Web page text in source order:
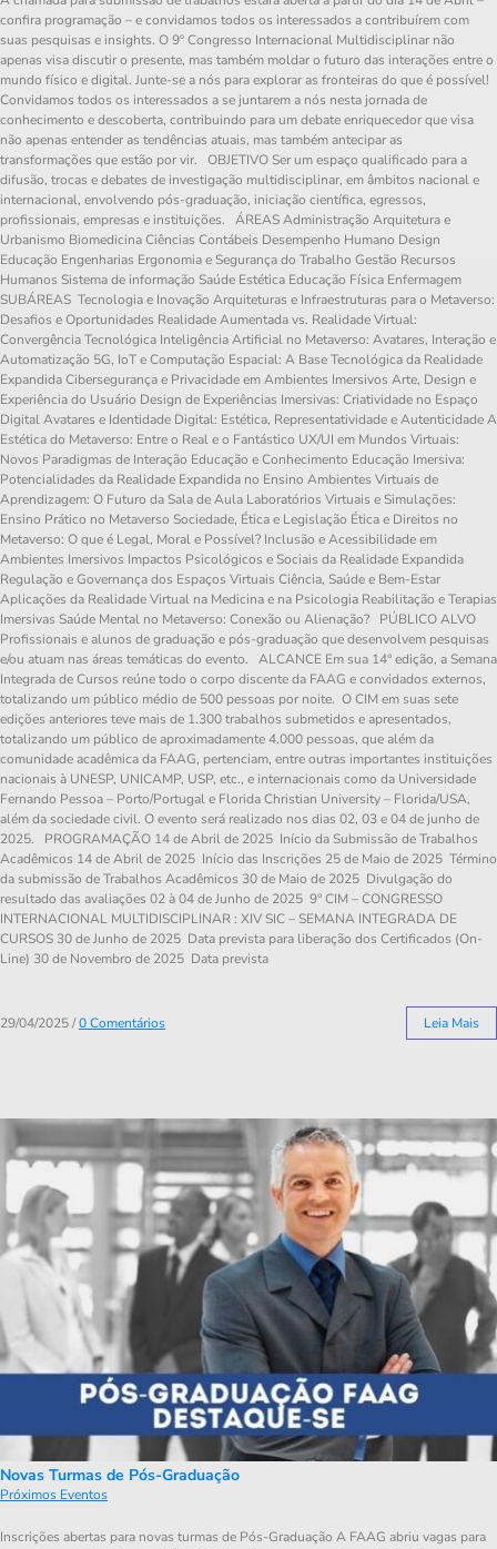
confira programação – e convidamos todos os interessados a contribuírem com
suas pesquisas e insights. O 9º Congresso Internacional Multidisciplinar não
apenas visa discutir o presente, mas também moldar o futuro das interações entre o
mundo físico e digital. Junte-se a nós para explorar as fronteiras do que é possível!
Convidamos todos os interessados a se juntarem a nós nesta jornada de
conhecimento e descoberta, contribuindo para um debate enriquecedor que visa
não apenas entender as tendências atuais, mas também antecipar as
transformações que estão por vir. OBJETIVO Ser um espaço qualificado para a
difusão, trocas e debates de investigação multidisciplinar, em âmbitos nacional e
internacional, envolvendo pós-graduação, iniciação científica, egressos,
profissionais, empresas e instituições. ÁREAS Administração Arquitetura e
Urbanismo Biomedicina Ciências Contábeis Desempenho Humano Design
Educação Engenharias Ergonomia e Segurança do Trabalho Gestão Recursos
Humanos Sistema de informação Saúde Estética Educação Física Enfermagem
SUBÁREAS Tecnologia e Inovação Arquiteturas e Infraestruturas para o Metaverso:
Desafios e Oportunidades Realidade Aumentada vs. Realidade Virtual:
Convergência Tecnológica Inteligência Artificial no Metaverso: Avatares, Interação e
Automatização 5G, IoT e Computação Espacial: A Base Tecnológica da Realidade
Expandida Cibersegurança e Privacidade em Ambientes Imersivos Arte, Design e
Experiência do Usuário Design de Experiências Imersivas: Criatividade no Espaço
Digital Avatares e Identidade Digital: Estética, Representatividade e Autenticidade A
Estética do Metaverso: Entre o Real e o Fantástico UX/UI em Mundos Virtuais:
Novos Paradigmas de Interação Educação e Conhecimento Educação Imersiva:
Potencialidades da Realidade Expandida no Ensino Ambientes Virtuais de
Aprendizagem: O Futuro da Sala de Aula Laboratórios Virtuais e Simulações:
Ensino Prático no Metaverso Sociedade, Ética e Legislação Ética e Direitos no
Metaverso: O que é Legal, Moral e Possível? Inclusão e Acessibilidade em
Ambientes Imersivos Impactos Psicológicos e Sociais da Realidade Expandida
Regulação e Governança dos Espaços Virtuais Ciência, Saúde e Bem-Estar
Aplicações da Realidade Virtual na Medicina e na Psicologia Reabilitação e Terapias
Imersivas Saúde Mental no Metaverso: Conexão ou Alienação? PÚBLICO ALVO
Profissionais e alunos de graduação e pós-graduação que desenvolvem pesquisas
e/ou atuam nas áreas temáticas do evento. ALCANCE Em sua 14° edição, a Semana
Integrada de Cursos reúne todo o corpo discente da FAAG e convidados externos,
totalizando um público médio de 500 pessoas por noite. O CIM em suas sete
edições anteriores teve mais de 1.300 trabalhos submetidos e apresentados,
totalizando um público de aproximadamente 4.000 pessoas, que além da
comunidade acadêmica da FAAG, pertenciam, entre outras importantes instituições
nacionais à UNESP, UNICAMP, USP, etc., e internacionais como da Universidade
Fernando Pessoa – Porto/Portugal e Florida Christian University – Florida/USA,
além da sociedade civil. O evento será realizado nos dias 02, 03 e 04 de junho de
2025. PROGRAMAÇÃO 14 de Abril de 2025 Início da Submissão de Trabalhos
Acadêmicos 14 de Abril de 2025 Início das Inscrições 25 de Maio de 2025 Término
da submissão de Trabalhos Acadêmicos 30 de Maio de 2025 Divulgação do
resultado das avaliações 02 à 04 de Junho de 2025 9° CIM – CONGRESSO
INTERNACIONAL MULTIDISCIPLINAR : XIV SIC – SEMANA INTEGRADA DE
CURSOS 30 de Junho de 2025 Data prevista para liberação dos Certificados (On-
Line) 30 de Novembro de 2025 Data prevista
29/04/2025/0 Comentários Leia Mais
Novas Turmas de Pós-Graduação
Próximos Eventos
Inscrições abertas para novas turmas de Pós-Graduação A FAAG abriu vagas para